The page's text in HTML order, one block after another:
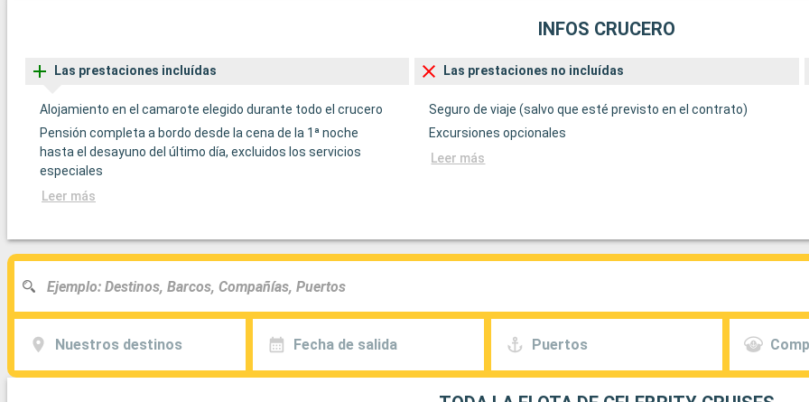
INFOS CRUCERO
Las prestaciones incluídas
Alojamiento en el camarote elegido durante todo el crucero
Pensión completa a bordo desde la cena de la 1ª noche
hasta el desayuno del último día, excluidos los servicios
especiales
Leer más
Las prestaciones no incluídas
Seguro de viaje (salvo que esté previsto en el contrato)
Excursiones opcionales
Leer más
Nuestros destinos Fecha de salida Puertos